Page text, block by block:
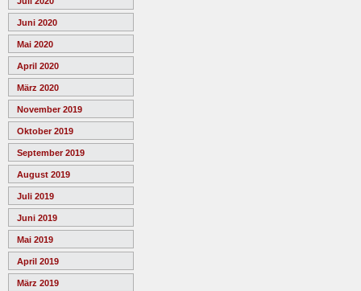
Juni 2020
Mai 2020
April 2020
März 2020
November 2019
Oktober 2019
September 2019
August 2019
Juli 2019
Juni 2019
Mai 2019
April 2019
März 2019